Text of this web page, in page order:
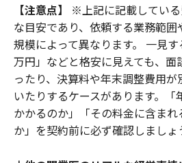
【注意点】
※上記に記載してい
な目安であり、依頼する業務範
規模によって異なります。 一見
万円」などと格安に見えても、面
ったり、決算料や年末調整費用
いたりするケースがあります。「
かかるのか」「その料金に含ま
か」を契約前に必ず確認しましょ